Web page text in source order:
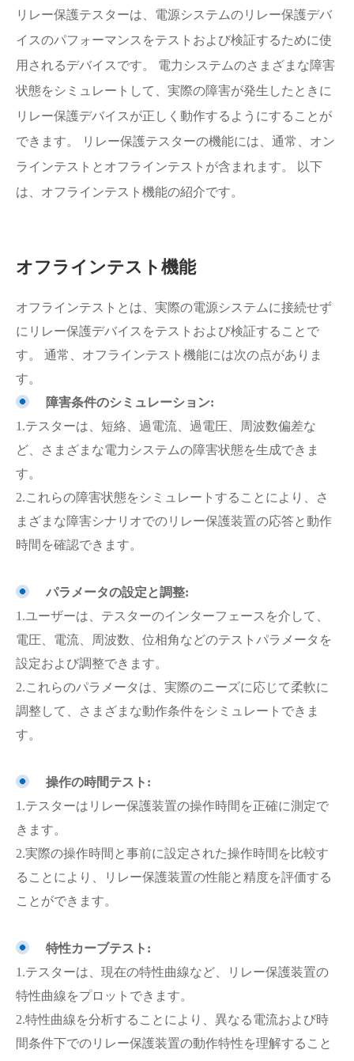
リレー保護テスターは、電源システムのリレー保護デバ
イスのパフォーマンスをテストおよび検証するために使
用されるデバイスです。 電力システムのさまざまな障害
状態をシミュレートして、実際の障害が発生したときに
リレー保護デバイスが正しく動作するようにすることが
できます。 リレー保護テスターの機能には、通常、オン
ラインテストとオフラインテストが含まれます。 以下
は、オフラインテスト機能の紹介です。
オフラインテスト機能
オフラインテストとは、実際の電源システムに接続せず
にリレー保護デバイスをテストおよび検証することで
す。 通常、オフラインテスト機能には次の点がありま
す。
障害条件のシミュレーション:
1.テスターは、短絡、過電流、過電圧、周波数偏差な
ど、さまざまな電力システムの障害状態を生成できま
す。
2.これらの障害状態をシミュレートすることにより、さ
まざまな障害シナリオでのリレー保護装置の応答と動作
時間を確認できます。
パラメータの設定と調整:
1.ユーザーは、テスターのインターフェースを介して、
電圧、電流、周波数、位相角などのテストパラメータを
設定および調整できます。
2.これらのパラメータは、実際のニーズに応じて柔軟に
調整して、さまざまな動作条件をシミュレートできま
す。
操作の時間テスト:
1.テスターはリレー保護装置の操作時間を正確に測定で
きます。
2.実際の操作時間と事前に設定された操作時間を比較す
ることにより、リレー保護装置の性能と精度を評価する
ことができます。
特性カーブテスト:
1.テスターは、現在の特性曲線など、リレー保護装置の
特性曲線をプロットできます。
2.特性曲線を分析することにより、異なる電流および時
間条件下でのリレー保護装置の動作特性を理解すること